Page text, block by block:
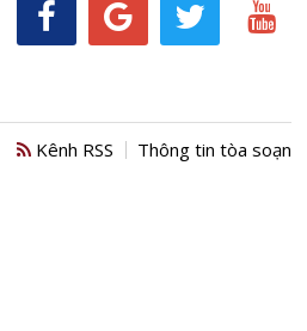
Kênh RSS Thông tin tòa soạn